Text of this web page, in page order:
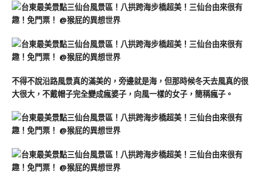
不得不說沿路風景真的滿美的，旁邊就是海，但那時候冬天去風真的很
大很大，不戴帽子完全變成瘋婆子，向風一樣的女子，簡稱瘋子。